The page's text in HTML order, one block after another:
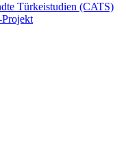
Türkeistudien (CATS)